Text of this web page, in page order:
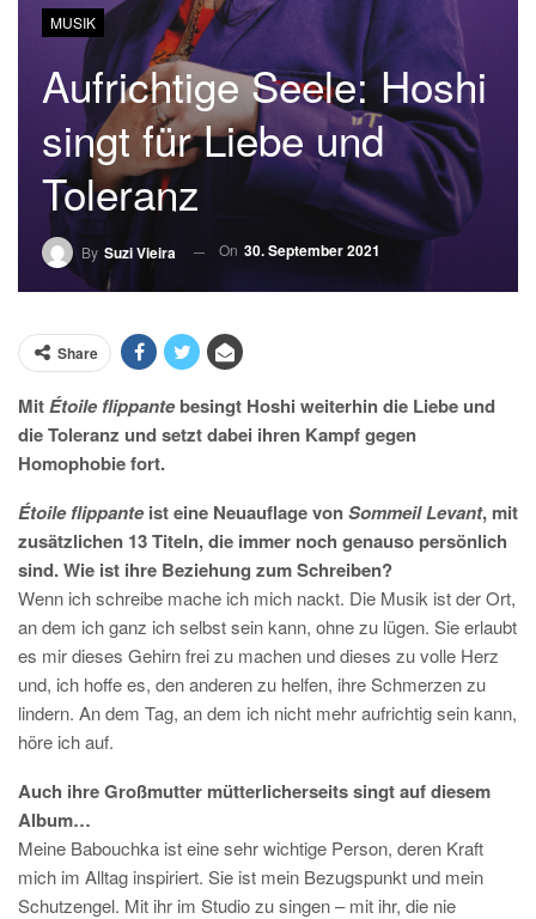
MUSIK
Aufrichtige Seele: Hoshi
singt für Liebe und
Toleranz
By Suzi Vieira On 30. September 2021
Share
MitÉtoile flippantebesingt Hoshi weiterhin die Liebe und
die Toleranz und setzt dabei ihren Kampf gegen
Homophobie fort.
Étoile flippanteist eine Neuauflage vonSommeil Levant, mit
zusätzlichen 13 Titeln, die immer noch genauso persönlich
sind. Wie ist ihre Beziehung zum Schreiben?
Wenn ich schreibe mache ich mich nackt. Die Musik ist der Ort,
an dem ich ganz ich selbst sein kann, ohne zu lügen. Sie erlaubt
es mir dieses Gehirn frei zu machen und dieses zu volle Herz
und, ich hoffe es, den anderen zu helfen, ihre Schmerzen zu
lindern. An dem Tag, an dem ich nicht mehr aufrichtig sein kann,
höre ich auf.
Auch ihre Großmutter mütterlicherseits singt auf diesem
Album…
Meine Babouchka ist eine sehr wichtige Person, deren Kraft
mich im Alltag inspiriert. Sie ist mein Bezugspunkt und mein
Schutzengel. Mit ihr im Studio zu singen – mit ihr, die nie